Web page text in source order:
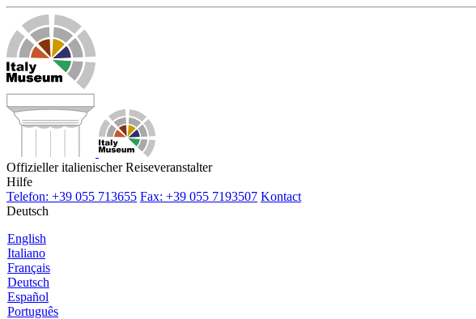
Offizieller italienischer Reiseveranstalter
Hilfe
Telefon: +39 055 713655 Fax: +39 055 7193507 Kontact
Deutsch
English
Italiano
Français
Deutsch
Español
Português